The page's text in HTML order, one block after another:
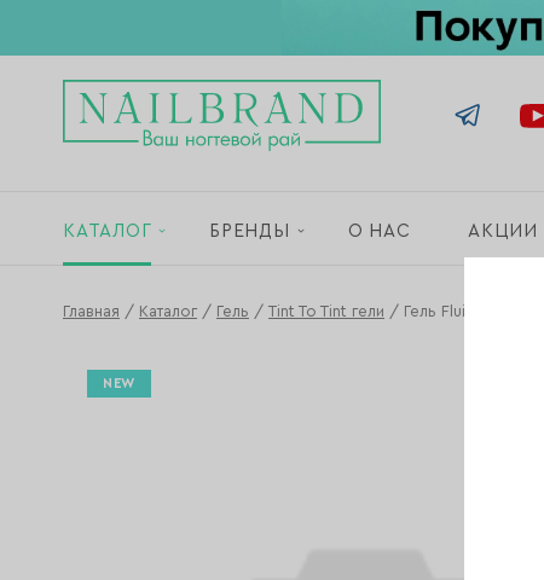
КАТАЛОГ БРЕНДЫ О НАС АКЦИИ
Главная / Каталог / Гель / Tint To Tint гели / Гель Fluid Tint To
NEW